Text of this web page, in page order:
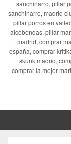
sanchinarro, pillar
sanchinarro, madrid
pillar porros en
alcobendas, pillar
madrid, comprar
españa, comprar
skunk madrid,
comprar la mejor